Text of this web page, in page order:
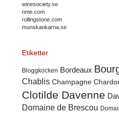
winesociety.se
nme.com
rollingstone.com
munskankarna.se
Etiketter
Bloggkocken Bordeaux
Chablis Champagne
Clotilde Davenne
Domaine de Brescou